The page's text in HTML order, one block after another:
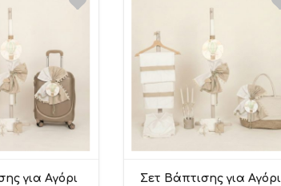
για Αγόρι
Σετ Βάπτισης για Αγόρι